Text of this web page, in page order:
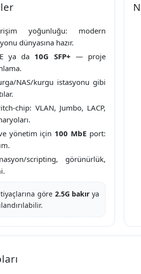
yoğunluğu: modern
dünyasına hazır.
ya da 10G SFP+ — proje
NAS/kurgu istasyonu gibi
chip: VLAN, Jumbo, LACP,
yönetim için 100 MbE port:
scripting, görünürlük,
göre 2.5G bakır ya